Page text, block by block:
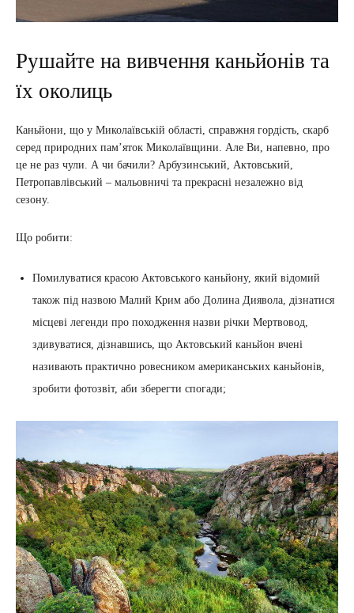
Рушайте на вивчення каньйонів та
їх околиць
Каньйони, що у Миколаївській області, справжня гордість, скарб
серед природних пам’яток Миколаївщини. Але Ви, напевно, про
це не раз чули. А чи бачили? Арбузинський, Актовський,
Петропавлівський – мальовничі та прекрасні незалежно від
сезону.
Що робити:
Помилуватися красою Актовського каньйону, який відомий
також під назвою Малий Крим або Долина Диявола, дізнатися
місцеві легенди про походження назви річки Мертвовод,
здивуватися, дізнавшись, що Актовський каньйон вчені
називають практично ровесником американських каньйонів,
зробити фотозвіт, аби зберегти спогади;